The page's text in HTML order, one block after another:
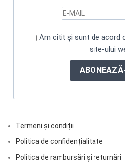
Am citit și sunt de acord
site-ului
Termeni și condiții
Politica de confidențialitate
Politica de rambursări și returnări